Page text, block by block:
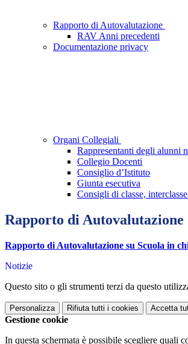
Rapporto di Autovalutazione
RAV Anni precedenti
Documentazione privacy
Organi Collegiali
Rappresentanti degli alunni
Collegio Docenti
Consiglio d’Istituto
Giunta esecutiva
Consigli di classe,
Rapporto di Autovalutazione
Rapporto di Autovalutazione su Scuola in
Notizie
Questo sito o gli strumenti terzi da questo
Personalizza Rifiuta tutti i cookies Accetta
Gestione cookie
In questa schermata è possibile scegliere quali